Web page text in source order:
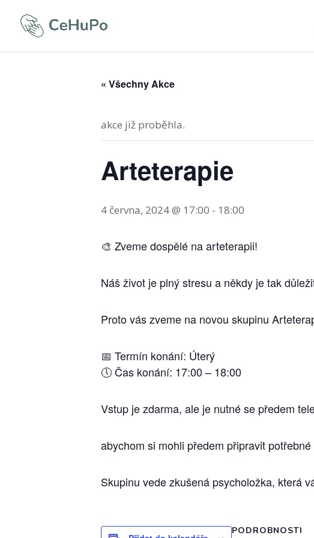
« Všechny Akce
akce již proběhla.
Arteterapie
4 června, 2024 @ 17:00 - 18:00
🎨 Zveme dospělé na arteterapii!
Náš život je plný stresu a někdy je tak
Proto vás zveme na novou skupinu
📅 Termín konání: Úterý
🕔 Čas konání: 17:00 – 18:00
Vstup je zdarma, ale je nutné se předem
abychom si mohli předem připravit
Skupinu vede zkušená psycholožka, která
PODROBNOSTI